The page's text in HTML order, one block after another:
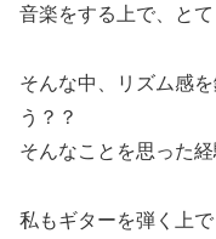
音楽をする上で、と
そんな中、リズム感
う？？
そんなことを思った
私もギターを弾く上